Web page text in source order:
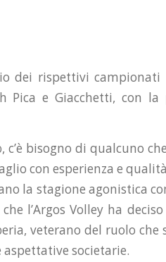
dei rispettivi
Pica e Giacchetti, con la
bisogno di qualcuno
con esperienza e
la stagione agonistica
l’Argos Volley ha
veterano del ruolo che
societarie.